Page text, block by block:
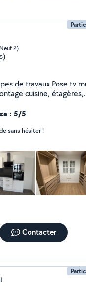
2)
Pose tv mur,
cuisine, étagères,
suis doué de mes
une partie des week-
de mon activité. À
: 5/5
sans hésiter !
Contacter